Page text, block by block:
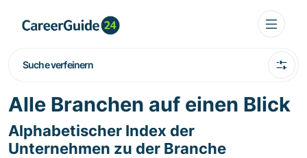
Suche verfeinern
Alle Branchen auf einen Blick
Alphabetischer Index der
Unternehmen zu der Branche